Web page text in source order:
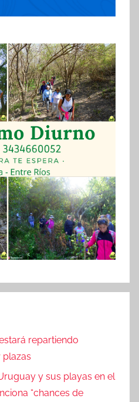
repartiendo
plazas
y sus playas en el
“chances de